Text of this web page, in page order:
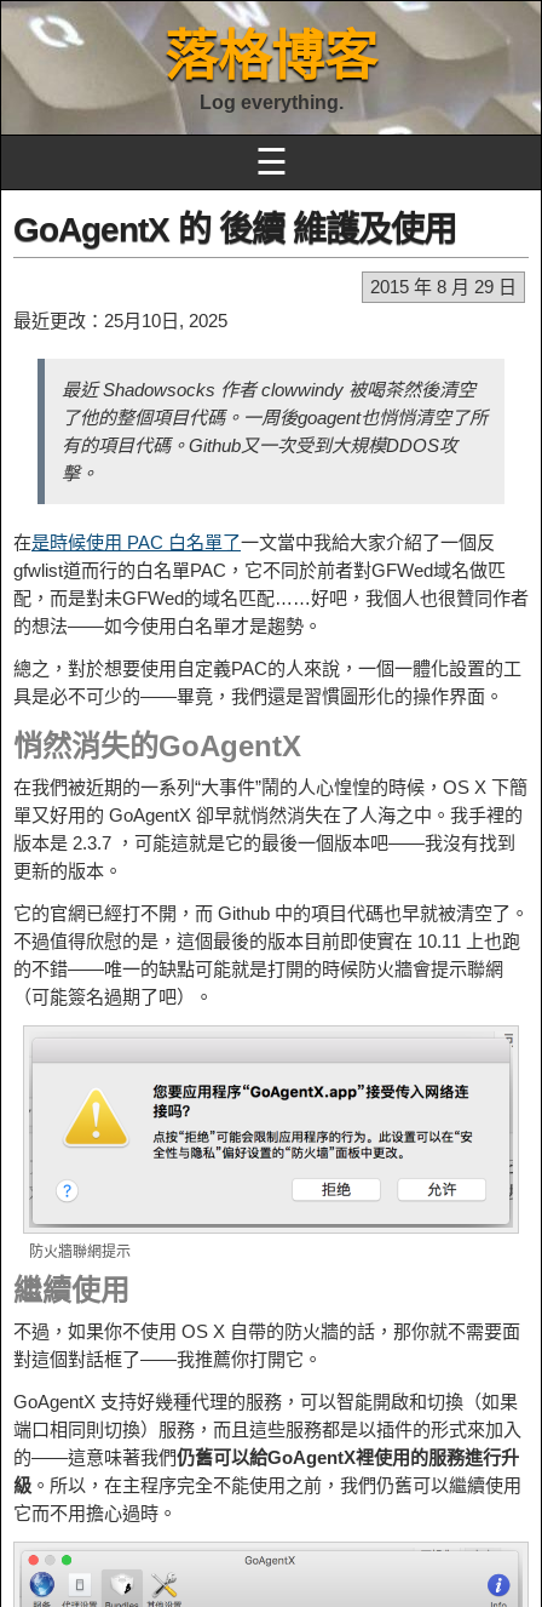
落格博客
Log everything.
☰
GoAgentX 的 後續 維護及使用
2015 年 8 月 29 日
最近更改：25月10日, 2025
最近 Shadowsocks 作者 clowwindy 被喝茶然後清空
了他的整個項目代碼。一周後goagent也悄悄清空了所
有的項目代碼。Github又一次受到大規模DDOS攻
擊。
在是時候使用 PAC 白名單了一文當中我給大家介紹了一個反
gfwlist道而行的白名單PAC，它不同於前者對GFWed域名做匹
配，而是對未GFWed的域名匹配……好吧，我個人也很贊同作者
的想法——如今使用白名單才是趨勢。
總之，對於想要使用自定義PAC的人來說，一個一體化設置的工
具是必不可少的——畢竟，我們還是習慣圖形化的操作界面。
悄然消失的GoAgentX
在我們被近期的一系列“大事件”鬧的人心惶惶的時候，OS X 下簡
單又好用的 GoAgentX 卻早就悄然消失在了人海之中。我手裡的
版本是 2.3.7 ，可能這就是它的最後一個版本吧——我沒有找到
更新的版本。
它的官網已經打不開，而 Github 中的項目代碼也早就被清空了。
不過值得欣慰的是，這個最後的版本目前即使實在 10.11 上也跑
的不錯——唯一的缺點可能就是打開的時候防火牆會提示聯網
（可能簽名過期了吧）。
防火牆聯網提示
繼續使用
不過，如果你不使用 OS X 自帶的防火牆的話，那你就不需要面
對這個對話框了——我推薦你打開它。
GoAgentX 支持好幾種代理的服務，可以智能開啟和切換（如果
端口相同則切換）服務，而且這些服務都是以插件的形式來加入
的——這意味著我們仍舊可以給GoAgentX裡使用的服務進行升
級 。所以，在主程序完全不能使用之前，我們仍舊可以繼續使用
它而不用擔心過時。